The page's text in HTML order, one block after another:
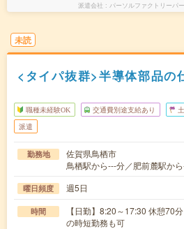
派遣会社 パーソルファクトリーパ
未読
<タイパ抜群>半導体部品の
職種未経験OK 交通費別途支給あり
派遣
勤務地
佐賀県鳥栖市
鳥栖駅から---分／肥前麓駅か
曜日頻度 週5日
時間
【日勤】8:20～17:30 休憩70
の時短勤務も可